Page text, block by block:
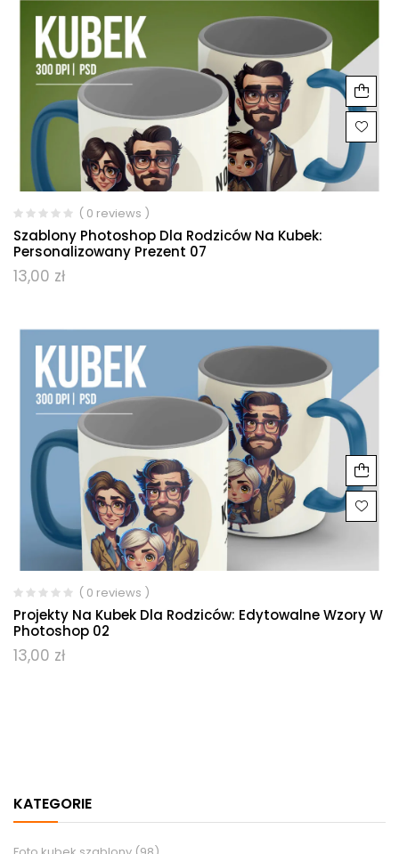
KATEGORIE
( 0 reviews )
Szablony Photoshop Dla Rodziców Na Kubek:
Personalizowany Prezent 07
13,00 zł
( 0 reviews )
Projekty Na Kubek Dla Rodziców: Edytowalne Wzory W
Photoshop 02
13,00 zł